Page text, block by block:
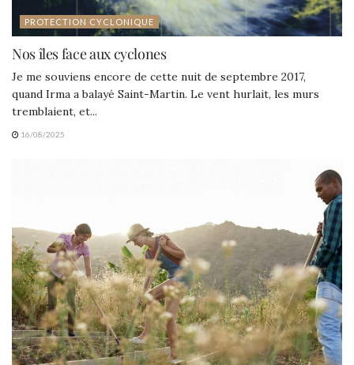
PROTECTION CYCLONIQUE
Nos îles face aux cyclones
Je me souviens encore de cette nuit de septembre 2017,
quand Irma a balayé Saint-Martin. Le vent hurlait, les murs
tremblaient, et...
16/08/2025